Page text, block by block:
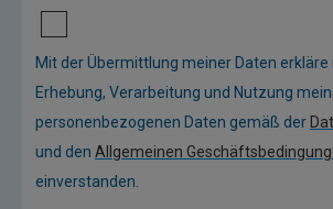
Mit der Übermittlung meiner Daten
Erhebung, Verarbeitung und Nutzung
personenbezogenen Daten gemäß der
und den Allgemeinen
einverstanden.